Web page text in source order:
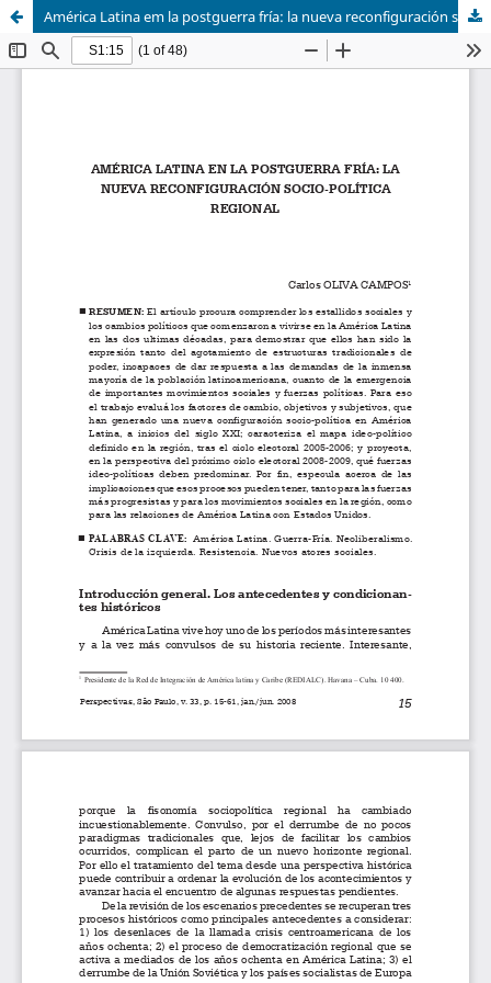
América Latina em la postguerra fría: la nueva reconfiguración socio-política regional